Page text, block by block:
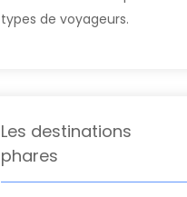
types de voyageurs.
Les destinations
phares